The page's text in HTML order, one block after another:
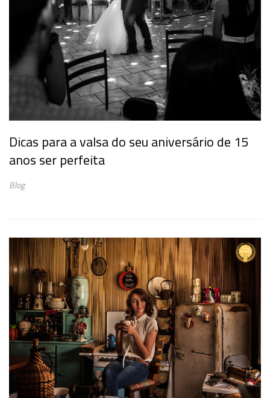
Dicas para a valsa do seu aniversário de 15
anos ser perfeita
Blog